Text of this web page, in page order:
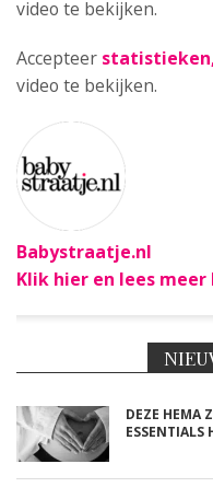
video te bekijken.
Accepteer
video te bekijken.
Babystraatje.nl
Klik hier en lees
DEZE HEMA
ESSENTIALS